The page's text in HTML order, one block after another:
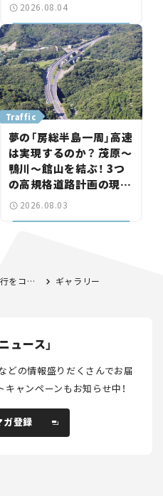
2026.08.04
夢の「房総半島一周」高速
は実現するのか？ 茂原～
鴨川～館山を結ぶ！ 3つ
の高規格道路計画の現
状。「館山鴨川道路」で検
Traffic
2026.08.03
ネルの地すべりにみる【第1回】 ギャラリー
ュース」
どの情報盛りだくさんでお届
ャンペーンもお知らせ中！
ガ登録